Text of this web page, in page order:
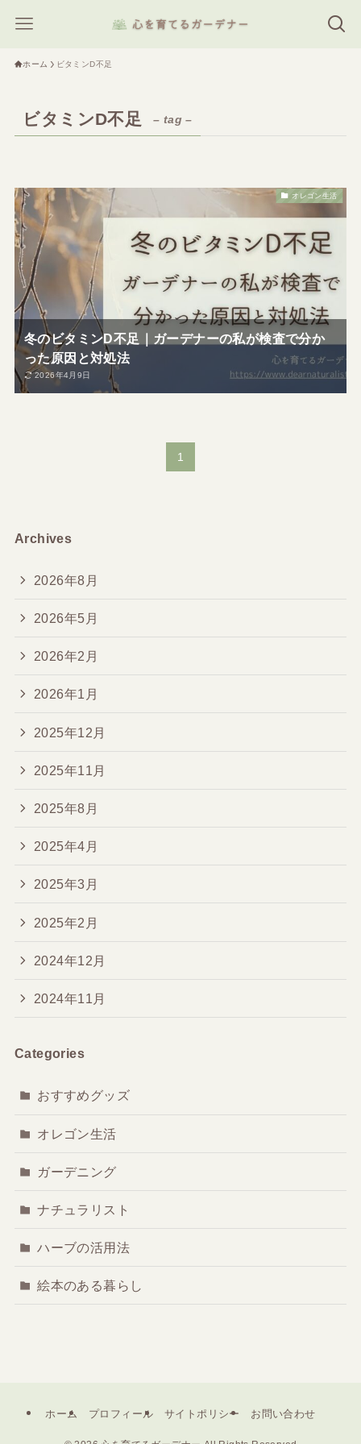
ホーム ビタミンD不足
ビタミンD不足 – tag –
オレゴン生活
冬のビタミンD不足｜ガーデナーの私が検査で分か
った原因と対処法
2026年4月9日
1
Archives
2026年8月
2026年5月
2026年2月
2026年1月
2025年12月
2025年11月
2025年8月
2025年4月
2025年3月
2025年2月
2024年12月
2024年11月
Categories
おすすめグッズ
オレゴン生活
ガーデニング
ナチュラリスト
ハーブの活用法
絵本のある暮らし
ホーム プロフィール サイトポリシー お問い合わせ